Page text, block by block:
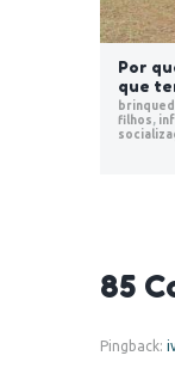
Por
que
filhos,
85
Pingback: